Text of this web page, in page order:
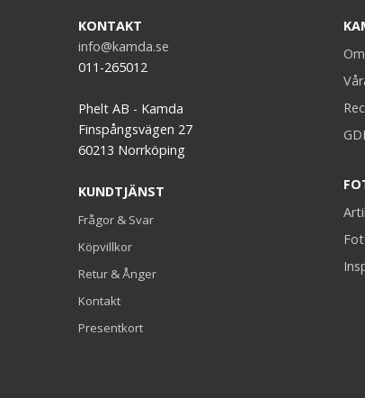
KONTAKT
info@kamda.se
011-265012
Phelt AB - Kamda
Finspångsvägen 27
60213 Norrköping
KUNDTJÄNST
Frågor & Svar
Köpvillkor
Retur & Ånger
Kontakt
Presentkort